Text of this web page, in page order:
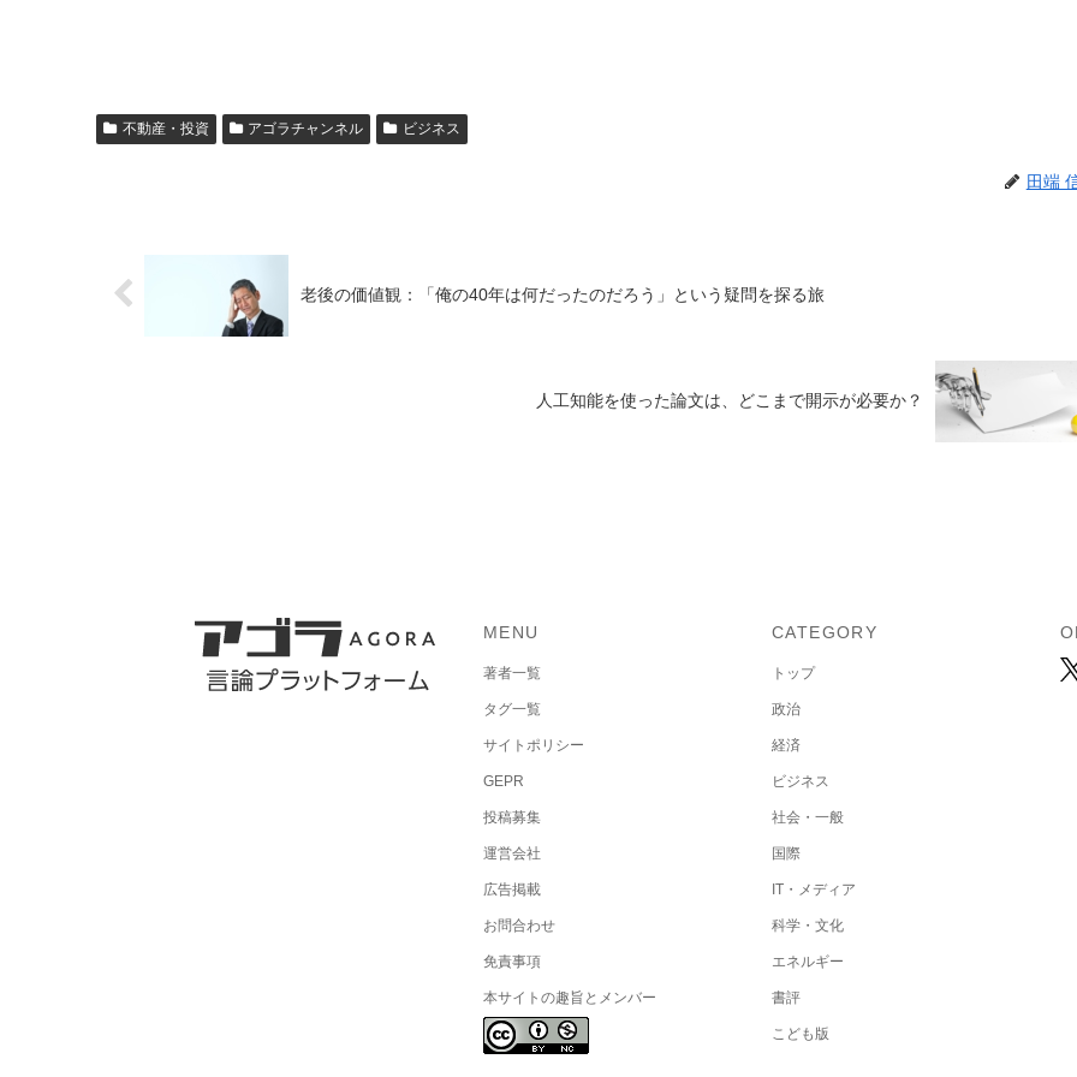
不動産・投資 アゴラチャンネル ビジネス
田端
老後の価値観：「俺の40年は何だったのだろう」という疑問を探る旅
人工知能を使った論文は、どこまで開示が必要か？
MENU
著者一覧
タグ一覧
サイトポリシー
GEPR
投稿募集
運営会社
広告掲載
お問合わせ
免責事項
本サイトの趣旨とメンバー
CATEGORY
トップ
政治
経済
ビジネス
社会・一般
国際
IT・メディア
科学・文化
エネルギー
書評
こども版